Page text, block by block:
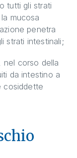
tutti gli strati
mucosa
penetra
strati intestinali;
nel corso della
da intestino a
cosiddette